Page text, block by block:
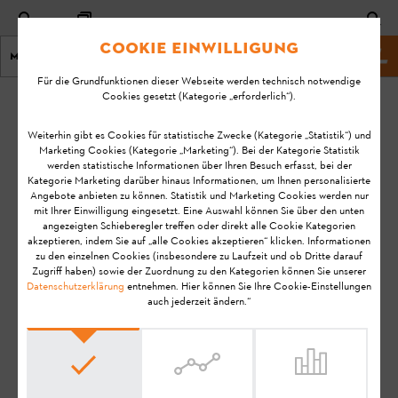
Menu Shop
KA-01073
Was ist der
Unterschied
zwischen "voll
unterstützten"
und "teilweise
unterstützten"
Produkten?
STIHL connected
Geändert
am:
11.05.2023
FAQ
Installation
Cookie Einwilligung
Für die Grundfunktionen dieser Webseite werden technisch notwendige
Cookies gesetzt (Kategorie „erforderlich“).
Weiterhin gibt es Cookies für statistische Zwecke (Kategorie „Statistik“) und
Marketing Cookies (Kategorie „Marketing“). Bei der Kategorie Statistik
werden statistische Informationen über Ihren Besuch erfasst, bei der
Kategorie Marketing darüber hinaus Informationen, um Ihnen personalisierte
Angebote anbieten zu können. Statistik und Marketing Cookies werden nur
mit Ihrer Einwilligung eingesetzt. Eine Auswahl können Sie über den unten
angezeigten Schieberegler treffen oder direkt alle Cookie Kategorien
akzeptieren, indem Sie auf „alle Cookies akzeptieren“ klicken. Informationen
zu den einzelnen Cookies (insbesondere zu Laufzeit und ob Dritte darauf
Zugriff haben) sowie der Zuordnung zu den Kategorien können Sie unserer
Datenschutzerklärung entnehmen. Hier können Sie Ihre Cookie-Einstellungen
auch jederzeit ändern.“